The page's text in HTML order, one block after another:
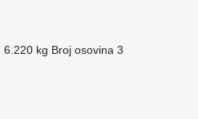
6.220 kg Broj osovina 3